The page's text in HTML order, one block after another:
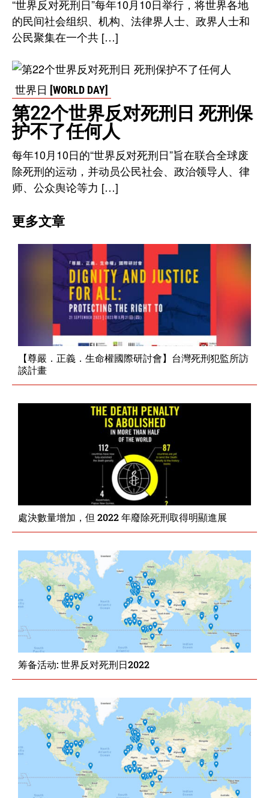
“世界反对死刑日”每年10月10日举行，将世界各地
的民间社会组织、机构、法律界人士、政界人士和
公民聚集在一个共 […]
世界日 [WORLD DAY]
第22个世界反对死刑日 死刑保
护不了任何人
每年10月10日的“世界反对死刑日”旨在联合全球废
除死刑的运动，并动员公民社会、政治领导人、律
师、公众舆论等力 […]
更多文章
【尊嚴．正義．生命權國際研討會】台灣死刑犯監所訪
談計畫
處決數量增加，但 2022 年廢除死刑取得明顯進展
筹备活动: 世界反对死刑日2022